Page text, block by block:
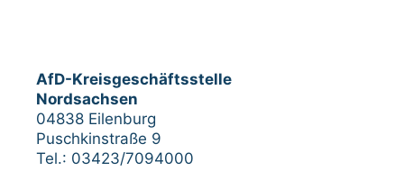
AfD-Kreisgeschäftsstelle
Nordsachsen
04838 Eilenburg
Puschkinstraße 9
Tel.: 03423/7094000